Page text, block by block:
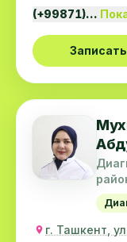
(+99871)…
г. Ташкент,